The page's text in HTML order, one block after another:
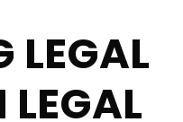
LEGAL
LEGAL